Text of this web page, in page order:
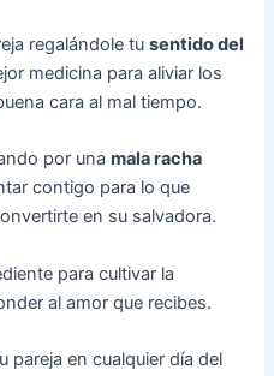
regalándole tusentido del
medicina para aliviar los
cara al mal tiempo.
por unamala racha
contigo para lo que
en su salvadora.
para cultivar la
al amor que recibes.
pareja en cualquier día del